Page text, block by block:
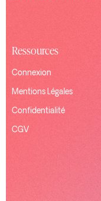
Ressources
Connexion
Mentions Légales
Confidentialité
CGV